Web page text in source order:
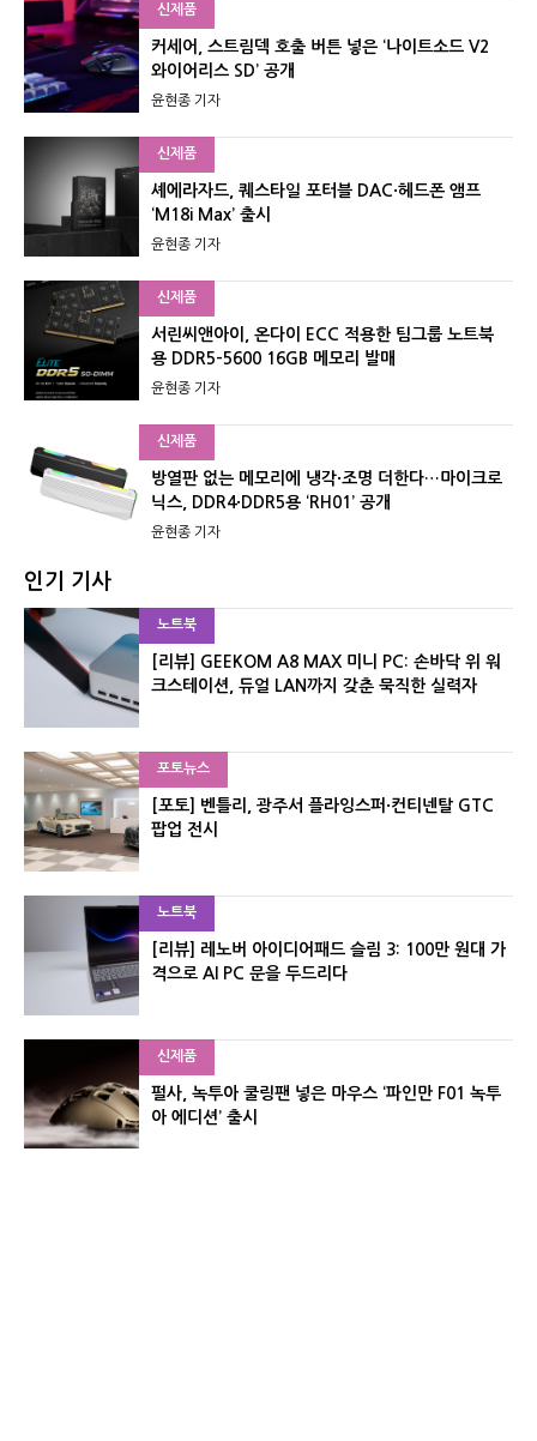
신제품
커세어, 스트림덱 호출 버튼 넣은 ‘나이트소드 V2
와이어리스 SD’ 공개
윤현종 기자
신제품
셰에라자드, 퀘스타일 포터블 DAC·헤드폰 앰프
‘M18i Max’ 출시
윤현종 기자
신제품
서린씨앤아이, 온다이 ECC 적용한 팀그룹 노트북
용 DDR5-5600 16GB 메모리 발매
윤현종 기자
신제품
방열판 없는 메모리에 냉각·조명 더한다…마이크로
닉스, DDR4·DDR5용 ‘RH01’ 공개
윤현종 기자
인기 기사
노트북
[리뷰] GEEKOM A8 MAX 미니 PC: 손바닥 위 워
크스테이션, 듀얼 LAN까지 갖춘 묵직한 실력자
포토뉴스
[포토] 벤틀리, 광주서 플라잉스퍼·컨티넨탈 GTC
팝업 전시
노트북
[리뷰] 레노버 아이디어패드 슬림 3: 100만 원대 가
격으로 AI PC 문을 두드리다
신제품
펄사, 녹투아 쿨링팬 넣은 마우스 ‘파인만 F01 녹투
아 에디션’ 출시